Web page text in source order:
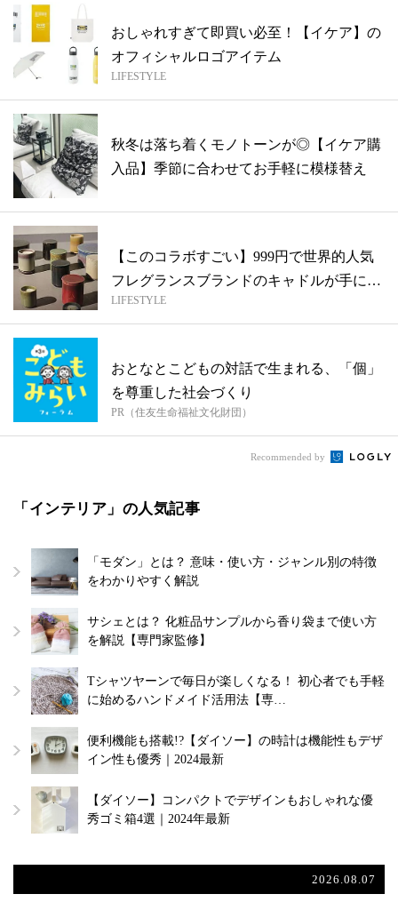
おしゃれすぎて即買い必至！【イケア】の
オフィシャルロゴアイテム
LIFESTYLE
秋冬は落ち着くモノトーンが◎【イケア購
入品】季節に合わせてお手軽に模様替え
【このコラボすごい】999円で世界的人気
フレグランスブランドのキャドルが手に入
る...
LIFESTYLE
おとなとこどもの対話で生まれる、「個」
を尊重した社会づくり
PR（住友生命福祉文化財団）
Recommended by
「インテリア」の人気記事
「モダン」とは？ 意味・使い方・ジャンル別の特徴
をわかりやすく解説
サシェとは？ 化粧品サンプルから香り袋まで使い方
を解説【専門家監修】
Tシャツヤーンで毎日が楽しくなる！ 初心者でも手軽
に始めるハンドメイド活用法【専…
便利機能も搭載!?【ダイソー】の時計は機能性もデザ
イン性も優秀｜2024最新
【ダイソー】コンパクトでデザインもおしゃれな優
秀ゴミ箱4選｜2024年最新
2026.08.07